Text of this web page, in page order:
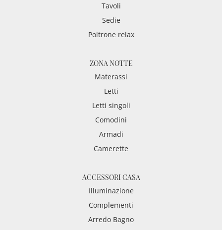
Tavoli
Sedie
Poltrone relax
ZONA NOTTE
Materassi
Letti
Letti singoli
Comodini
Armadi
Camerette
ACCESSORI CASA
Illuminazione
Complementi
Arredo Bagno